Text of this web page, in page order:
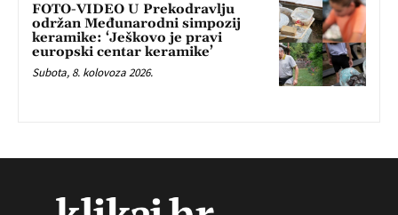
FOTO-VIDEO U Prekodravlju
održan Međunarodni simpozij
keramike: ‘Ješkovo je pravi
europski centar keramike’
Subota, 8. kolovoza 2026.